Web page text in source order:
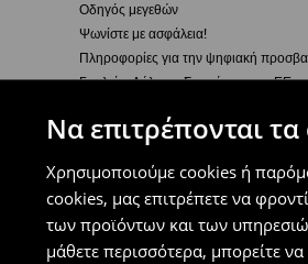
Να επιτρέπονται
Χρησιμοποιούμε cookies ή
cookies, μας επιτρέπετε να
των προϊόντων και των
μάθετε περισσότερα, μπορείτε
Οδηγός μεγεθών
Ψωνίστε με ασφάλεια!
Πληροφορίες για την ψηφιακή
Γυαλιά - Δήλωση Συμμόρφωσης ΕΕ
Πολιτική Απορρήτου
Πολιτική Απορρήτου
Πολιτική cookies
Ρυθμίσεις Cookies